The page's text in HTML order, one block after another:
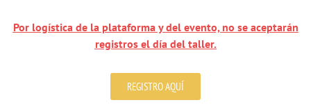
Por logística de la plataforma y del evento, no se aceptarán
registros el día del taller.
REGISTRO AQUÍ